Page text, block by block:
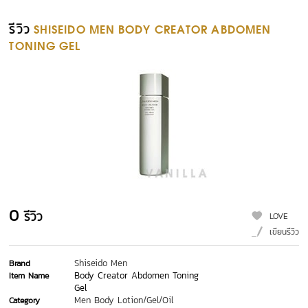
รีวิว SHISEIDO MEN BODY CREATOR ABDOMEN
TONING GEL
0 รีวิว
LOVE
เขียนรีวิว
Brand Shiseido Men
Item Name
Body Creator Abdomen Toning
Gel
Category Men Body Lotion/Gel/Oil